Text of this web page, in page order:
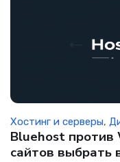
Хостинг и серверы,
Bluehost против
сайтов выбрать